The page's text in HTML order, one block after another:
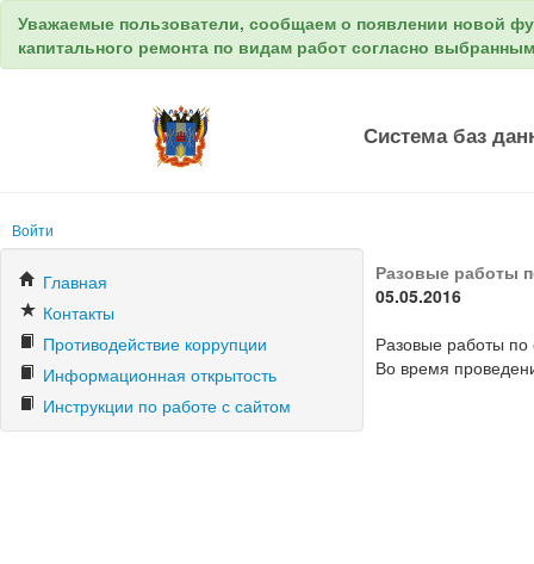
Уважаемые пользователи, сообщаем о появлении новой
капитального ремонта по видам работ согласно
Система баз
Войти
Главная
Контакты
Противодействие коррупции
Информационная открытость
Инструкции по работе с сайтом
Разовые работы
05.05.2016
Разовые работы
Во время